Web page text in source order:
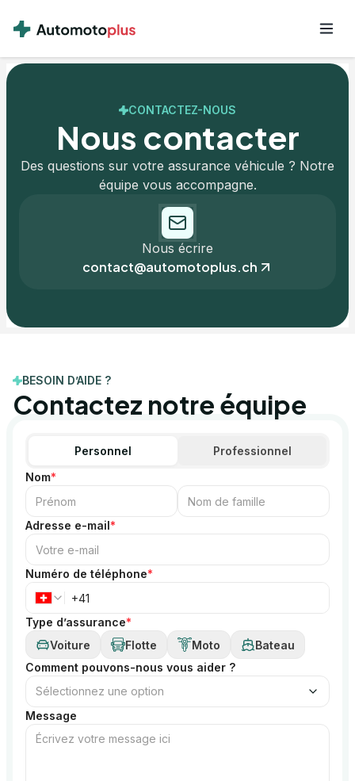
CONTACTEZ-NOUS
Nous contacter
Des questions sur votre assurance véhicule ? Notre
équipe vous accompagne.
Nous écrire
contact@automotoplus.ch
BESOIN D’AIDE ?
Contactez notre équipe
Personnel
Professionnel
Nom*
Adresse e-mail*
Numéro de téléphone*
Type d’assurance*
Voiture
Flotte Moto
Bateau
Comment pouvons-nous vous aider ?
Sélectionnez une option
Message